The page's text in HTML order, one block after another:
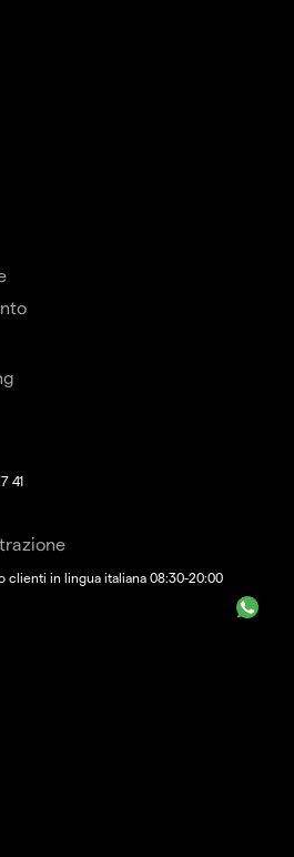
41
clienti in lingua italiana 08:30-20:00